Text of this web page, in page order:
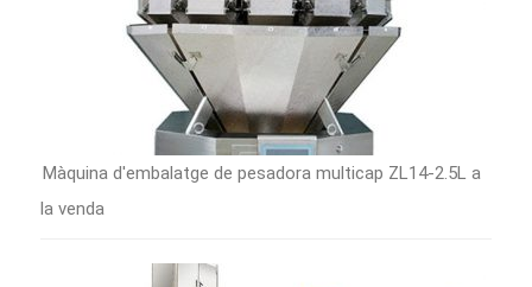
Màquina d'embalatge de pesadora multicap ZL14-2.5L a
la venda